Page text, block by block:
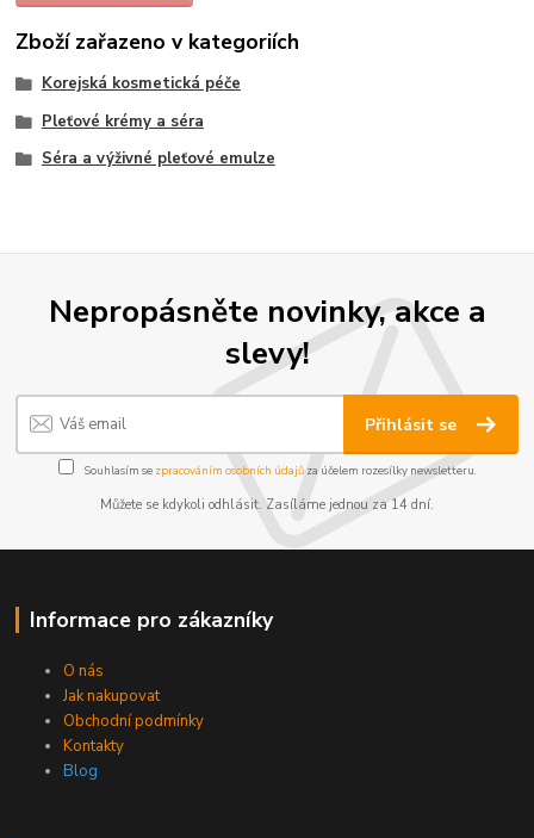
Zboží zařazeno v kategoriích
Korejská kosmetická péče
Pleťové krémy a séra
Séra a výživné pleťové emulze
Nepropásněte novinky, akce a
slevy!
Přihlásit se
Souhlasím se zpracováním osobních údajůza účelem rozesílky newsletteru.
Můžete se kdykoli odhlásit. Zasíláme jednou za 14 dní.
Informace pro zákazníky
O nás
Jak nakupovat
Obchodní podmínky
Kontakty
Blog